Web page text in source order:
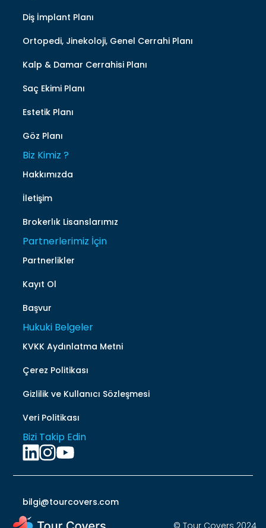
Diş İmplant Planı
Ortopedi, Jinekoloji, Genel Cerrahi Planı
Kalp & Damar Cerrahisi Planı
Saç Ekimi Planı
Estetik Planı
Göz Planı
Biz Kimiz ?
Hakkımızda
İletişim
Brokerlık Lisanslarımız
Partnerlerimiz İçin
Partnerlikler
Kayıt Ol
Başvur
Hukuki Belgeler
KVKK Aydınlatma Metni
Çerez Politikası
Gizlilik ve Kullanıcı Sözleşmesi
Veri Politikası
Bizi Takip Edin
bilgi@tourcovers.com
© Tour Covers 2024